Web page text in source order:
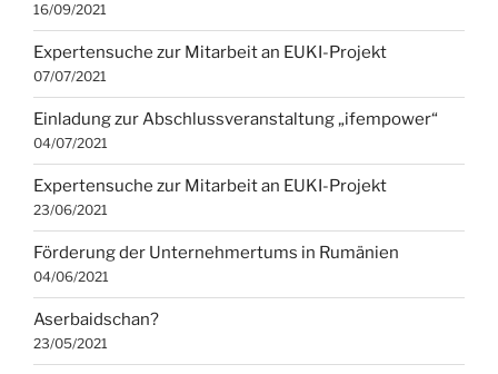
16/09/2021
Expertensuche zur Mitarbeit an EUKI-Projekt
07/07/2021
Einladung zur Abschlussveranstaltung „ifempower“
04/07/2021
Expertensuche zur Mitarbeit an EUKI-Projekt
23/06/2021
Förderung der Unternehmertums in Rumänien
04/06/2021
Aserbaidschan?
23/05/2021